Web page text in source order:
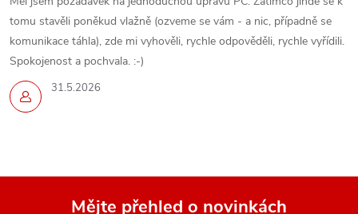
31.5.2026
tomu stavěli poněkud vlažně (ozveme se vám - a nic, případně se
komunikace táhla), zde mi vyhověli, rychle odpověděli, rychle vyřídili.
Spokojenost a pochvala. :-)
Mějte přehled o novinkách